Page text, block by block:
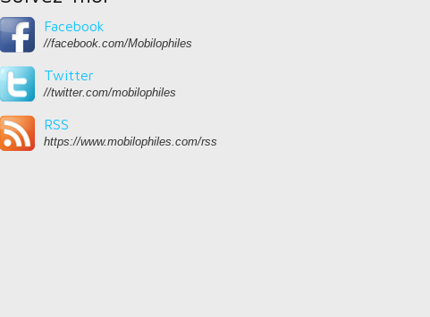
Facebook
//facebook.com/Mobilophiles
Twitter
//twitter.com/mobilophiles
RSS
https://www.mobilophiles.com/rss